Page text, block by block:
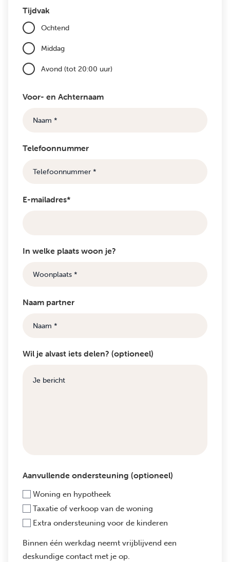
Tijdvak
Ochtend
Middag
Avond (tot 20:00 uur)
Voor- en Achternaam
Telefoonnummer
E-mailadres*
In welke plaats woon je?
Naam partner
Wil je alvast iets delen? (optioneel)
Aanvullende ondersteuning (optioneel)
Woning en hypotheek
Taxatie of verkoop van de woning
Extra ondersteuning voor de kinderen
Binnen één werkdag neemt vrijblijvend een
deskundige contact met je op.